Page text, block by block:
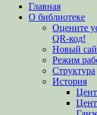
вверх
Главная
О библиотеке
Оцените
QR-код!
Новый
Режим
Структура
История